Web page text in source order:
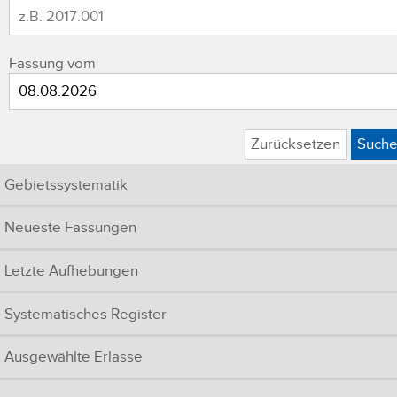
Fassung vom
Zurücksetzen
Gebietssystematik
Neueste Fassungen
Letzte Aufhebungen
Systematisches Register
Ausgewählte Erlasse